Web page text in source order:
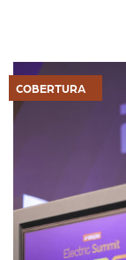
COBERTURA